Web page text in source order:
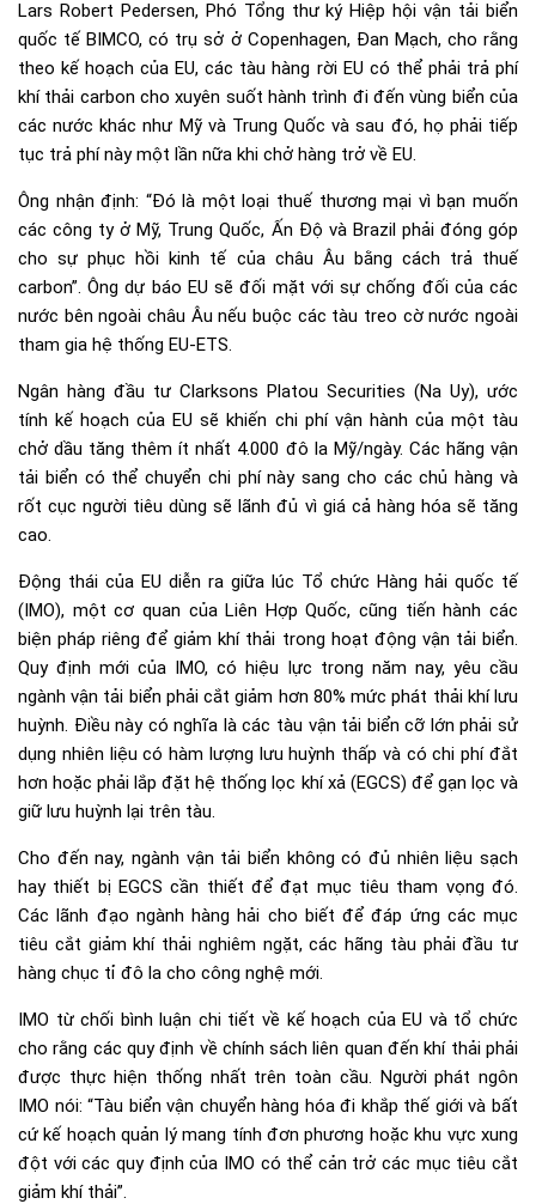
Lars Robert Pedersen, Phó Tổng thư ký Hiệp hội vận tải biển
quốc tế BIMCO, có trụ sở ở Copenhagen, Đan Mạch, cho rằng
theo kế hoạch của EU, các tàu hàng rời EU có thể phải trả phí
khí thải carbon cho xuyên suốt hành trình đi đến vùng biển của
các nước khác như Mỹ và Trung Quốc và sau đó, họ phải tiếp
tục trả phí này một lần nữa khi chở hàng trở về EU.
Ông nhận định: “Đó là một loại thuế thương mại vì bạn muốn
các công ty ở Mỹ, Trung Quốc, Ấn Độ và Brazil phải đóng góp
cho sự phục hồi kinh tế của châu Âu bằng cách trả thuế
carbon”. Ông dự báo EU sẽ đối mặt với sự chống đối của các
nước bên ngoài châu Âu nếu buộc các tàu treo cờ nước ngoài
tham gia hệ thống EU-ETS.
Ngân hàng đầu tư Clarksons Platou Securities (Na Uy), ước
tính kế hoạch của EU sẽ khiến chi phí vận hành của một tàu
chở dầu tăng thêm ít nhất 4.000 đô la Mỹ/ngày. Các hãng vận
tải biển có thể chuyển chi phí này sang cho các chủ hàng và
rốt cục người tiêu dùng sẽ lãnh đủ vì giá cả hàng hóa sẽ tăng
cao.
Động thái của EU diễn ra giữa lúc Tổ chức Hàng hải quốc tế
(IMO), một cơ quan của Liên Hợp Quốc, cũng tiến hành các
biện pháp riêng để giảm khí thải trong hoạt động vận tải biển.
Quy định mới của IMO, có hiệu lực trong năm nay, yêu cầu
ngành vận tải biển phải cắt giảm hơn 80% mức phát thải khí lưu
huỳnh. Điều này có nghĩa là các tàu vận tải biển cỡ lớn phải sử
dụng nhiên liệu có hàm lượng lưu huỳnh thấp và có chi phí đắt
hơn hoặc phải lắp đặt hệ thống lọc khí xả (EGCS) để gạn lọc và
giữ lưu huỳnh lại trên tàu.
Cho đến nay, ngành vận tải biển không có đủ nhiên liệu sạch
hay thiết bị EGCS cần thiết để đạt mục tiêu tham vọng đó.
Các lãnh đạo ngành hàng hải cho biết để đáp ứng các mục
tiêu cắt giảm khí thải nghiêm ngặt, các hãng tàu phải đầu tư
hàng chục tỉ đô la cho công nghệ mới.
IMO từ chối bình luận chi tiết về kế hoạch của EU và tổ chức
cho rằng các quy định về chính sách liên quan đến khí thải phải
được thực hiện thống nhất trên toàn cầu. Người phát ngôn
IMO nói: “Tàu biển vận chuyển hàng hóa đi khắp thế giới và bất
cứ kế hoạch quản lý mang tính đơn phương hoặc khu vực xung
đột với các quy định của IMO có thể cản trở các mục tiêu cắt
giảm khí thải”.